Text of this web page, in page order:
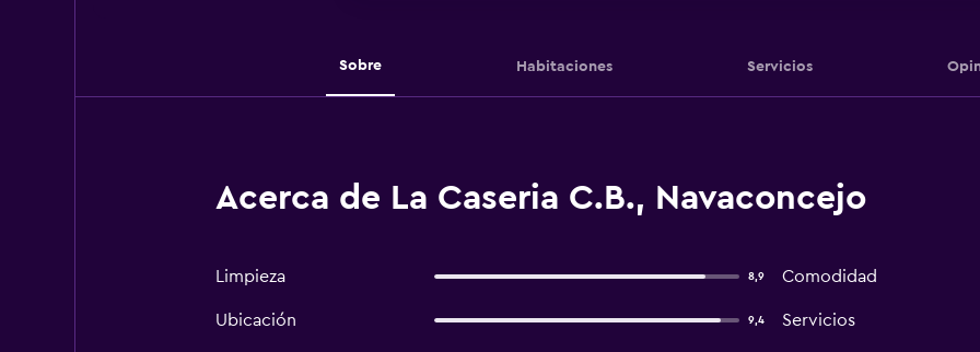
Sobre Habitaciones Servicios
Acerca de La Caseria C.B., Navaconcejo
Limpieza 8,9 Comodidad
Ubicación 9,4 Servicios